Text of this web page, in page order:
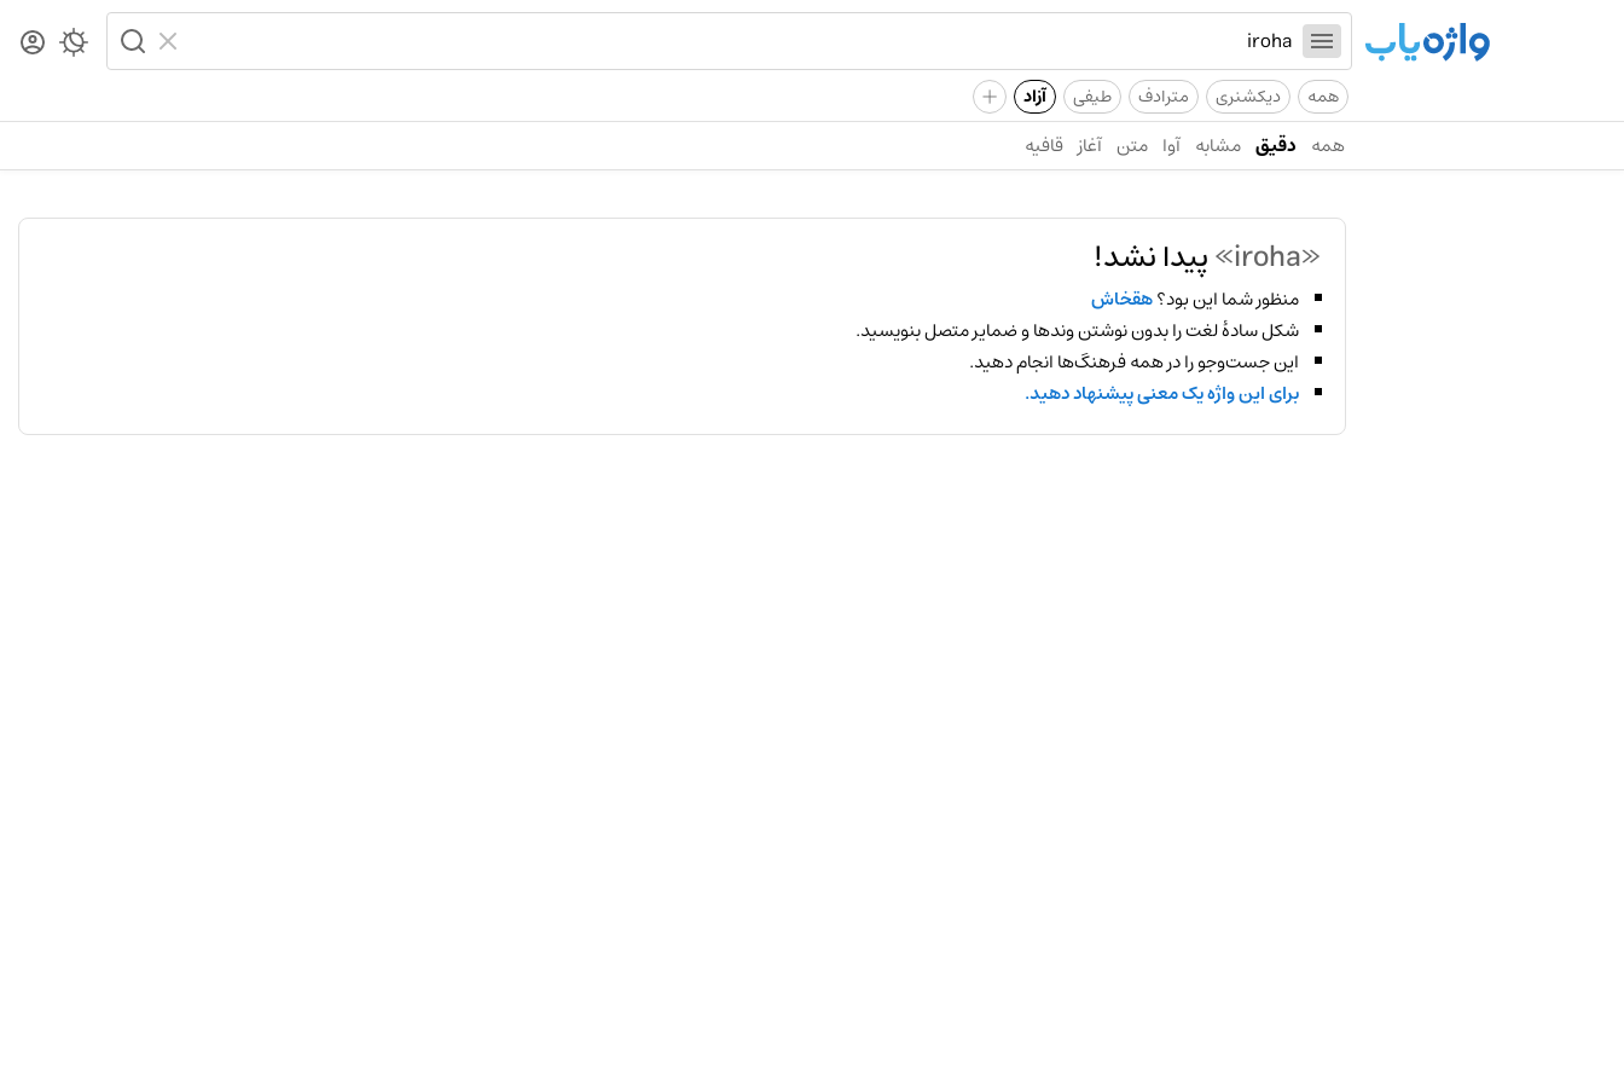
همه دیکشنری مترادف طیفی آزاد +
همه دقیق مشابه آوا متن آغاز قافیه
«iroha» پیدا نشد!
منظور شما این بود؟هقخاش
شکل سادهٔ لغت را بدون نوشتن وندها و ضمایر متصل بنویسید.
این جست‌وجو را در همه فرهنگ‌ها انجام دهید.
برای این واژه یک معنی پیشنهاد دهید.